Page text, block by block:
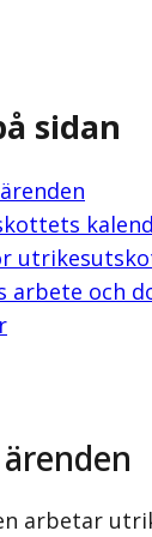
sidan
arbete och
arbetar